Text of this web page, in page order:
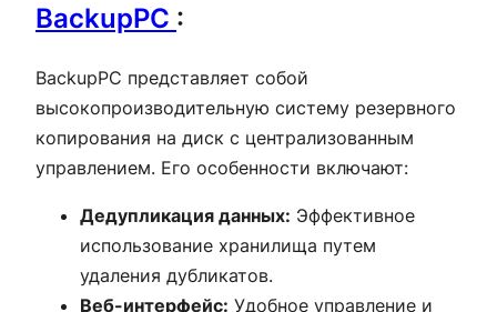
BackupPC :
BackupPC представляет собой
высокопроизводительную систему резервного
копирования на диск с централизованным
управлением. Его особенности включают:
Дедупликация данных: Эффективное
использование хранилища путем
удаления дубликатов.
Веб-интерфейс: Удобное управление и